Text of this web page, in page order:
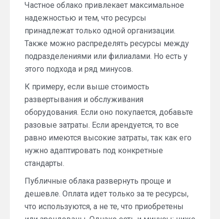
Частное облако привлекает максимальное
надежностью и тем, что ресурсы
принадлежат только одной организации.
Также можно распределять ресурсы между
подразделениями или филиалами. Но есть у
этого подхода и ряд минусов.
К примеру, если выше стоимость
развертывания и обслуживания
оборудования. Если оно покупается, добавьте
разовые затраты. Если арендуется, то все
равно имеются высокие затраты, так как его
нужно адаптировать под конкретные
стандарты.
Публичные облака развернуть проще и
дешевле. Оплата идет только за те ресурсы,
что используются, а не те, что приобретены